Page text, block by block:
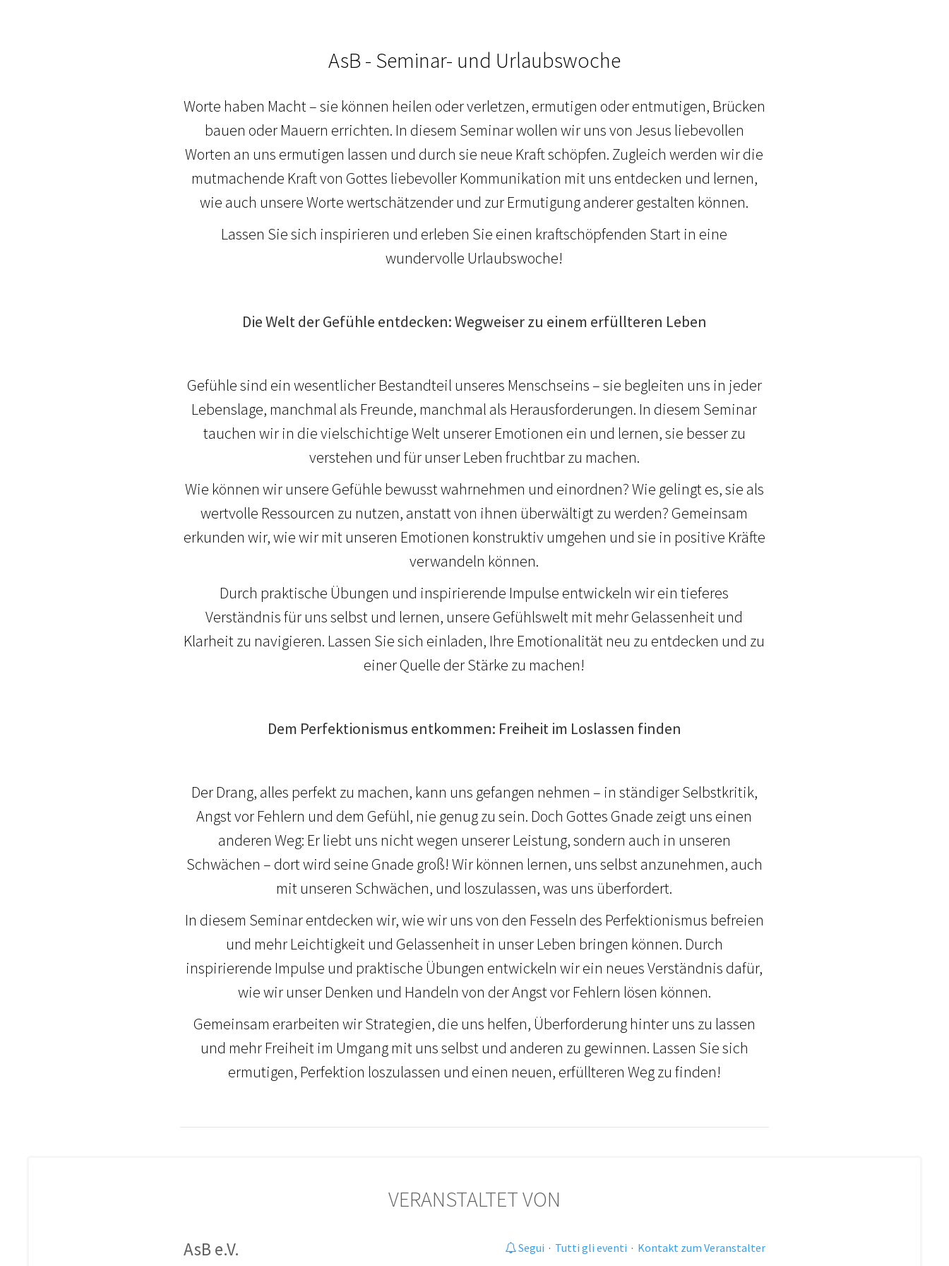
AsB - Seminar- und Urlaubswoche
Worte haben Macht – sie können heilen oder verletzen, ermutigen oder entmutigen, Brücken
bauen oder Mauern errichten. In diesem Seminar wollen wir uns von Jesus liebevollen
Worten an uns ermutigen lassen und durch sie neue Kraft schöpfen. Zugleich werden wir die
mutmachende Kraft von Gottes liebevoller Kommunikation mit uns entdecken und lernen,
wie auch unsere Worte wertschätzender und zur Ermutigung anderer gestalten können.
Lassen Sie sich inspirieren und erleben Sie einen kraftschöpfenden Start in eine
wundervolle Urlaubswoche!
Die Welt der Gefühle entdecken: Wegweiser zu einem erfüllteren Leben
Gefühle sind ein wesentlicher Bestandteil unseres Menschseins – sie begleiten uns in jeder
Lebenslage, manchmal als Freunde, manchmal als Herausforderungen. In diesem Seminar
tauchen wir in die vielschichtige Welt unserer Emotionen ein und lernen, sie besser zu
verstehen und für unser Leben fruchtbar zu machen.
Wie können wir unsere Gefühle bewusst wahrnehmen und einordnen? Wie gelingt es, sie als
wertvolle Ressourcen zu nutzen, anstatt von ihnen überwältigt zu werden? Gemeinsam
erkunden wir, wie wir mit unseren Emotionen konstruktiv umgehen und sie in positive Kräfte
verwandeln können.
Durch praktische Übungen und inspirierende Impulse entwickeln wir ein tieferes
Verständnis für uns selbst und lernen, unsere Gefühlswelt mit mehr Gelassenheit und
Klarheit zu navigieren. Lassen Sie sich einladen, Ihre Emotionalität neu zu entdecken und zu
einer Quelle der Stärke zu machen!
Dem Perfektionismus entkommen: Freiheit im Loslassen finden
Der Drang, alles perfekt zu machen, kann uns gefangen nehmen – in ständiger Selbstkritik,
Angst vor Fehlern und dem Gefühl, nie genug zu sein. Doch Gottes Gnade zeigt uns einen
anderen Weg: Er liebt uns nicht wegen unserer Leistung, sondern auch in unseren
Schwächen – dort wird seine Gnade groß! Wir können lernen, uns selbst anzunehmen, auch
mit unseren Schwächen, und loszulassen, was uns überfordert.
In diesem Seminar entdecken wir, wie wir uns von den Fesseln des Perfektionismus befreien
und mehr Leichtigkeit und Gelassenheit in unser Leben bringen können. Durch
inspirierende Impulse und praktische Übungen entwickeln wir ein neues Verständnis dafür,
wie wir unser Denken und Handeln von der Angst vor Fehlern lösen können.
Gemeinsam erarbeiten wir Strategien, die uns helfen, Überforderung hinter uns zu lassen
und mehr Freiheit im Umgang mit uns selbst und anderen zu gewinnen. Lassen Sie sich
ermutigen, Perfektion loszulassen und einen neuen, erfüllteren Weg zu finden!
VERANSTALTET VON
AsB e.V. Segui · Tutti gli eventi · Kontakt zum Veranstalter